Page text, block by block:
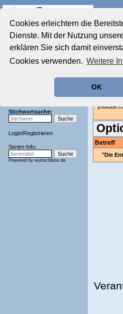
Cookies erleichtern die
Dienste. Mit der Nutzung
erklären Sie sich damit
Cookies verwenden. Weitere
OK
Startseite
Aktuelles Forum
Film-Forum
Zeichentrick-Forum
Stichwortsuche:
Login/Registrieren
Serien-Info:
Powered by wunschliste.de
Das
"Die
Auf YT
Betreff
"Die